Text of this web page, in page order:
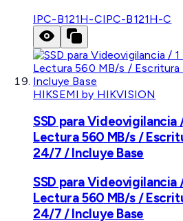
IPC-B121H-CIPC-B121H-C
HIKSEMI by HIKVISION
SSD para Videovigilancia
Lectura 560 MB/s /
24/7 / Incluye Base
SSD para Videovigilancia
Lectura 560 MB/s /
24/7 / Incluye Base